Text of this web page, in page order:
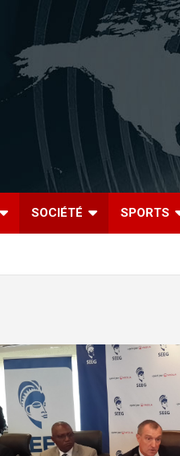
SOCIÉTÉ SPORTS